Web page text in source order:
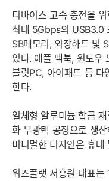
디바이스 고속 충전을
최대 5Gbps의 USB3.0
SB메모리, 외장하드 및
있다. 애플 맥북, 윈도우
블릿PC, 아이패드 등 다
한다.
일체형 알루미늄 합금
화 무광택 공정으로 생
미니멀한 디자인은 휴대
위즈플랫 서흥원 대표는